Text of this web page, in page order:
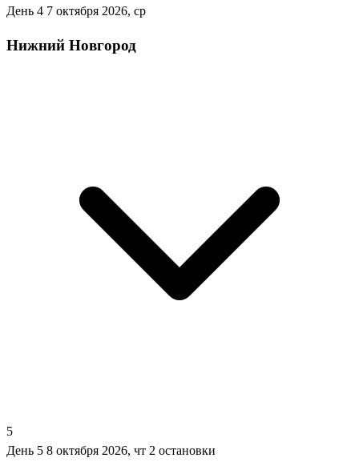
День 4 7 октября 2026, ср
Нижний Новгород
5
День 5 8 октября 2026, чт 2 остановки